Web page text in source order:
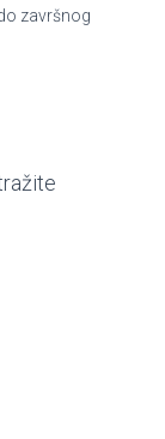
završnog